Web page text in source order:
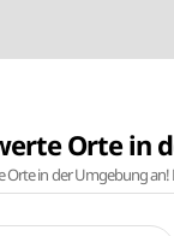
Orte in
Orte in der Umgebung